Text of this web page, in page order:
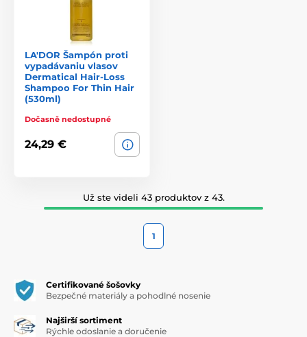
LA'DOR Šampón proti
vypadávaniu vlasov
Dermatical Hair-Loss
Shampoo For Thin Hair
(530ml)
Dočasně nedostupné
24,29 €
Už ste videli 43 produktov z 43.
1
Certifikované šošovky
Bezpečné materiály a pohodlné nosenie
Najširší sortiment
Rýchle odoslanie a doručenie